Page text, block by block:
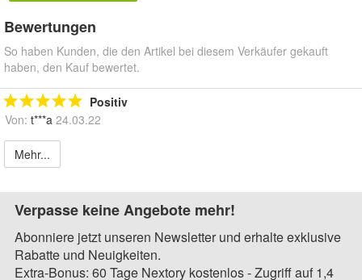
Bewertungen
So haben Kunden, die den Artikel bei diesem Verkäufer gekauft
haben, den Kauf bewertet.
Positiv
Von: t***a 24.03.22
Mehr...
Verpasse keine Angebote mehr!
Abonniere jetzt unseren Newsletter und erhalte exklusive
Rabatte und Neuigkeiten.
Extra-Bonus: 60 Tage Nextory kostenlos - Zugriff auf 1,4